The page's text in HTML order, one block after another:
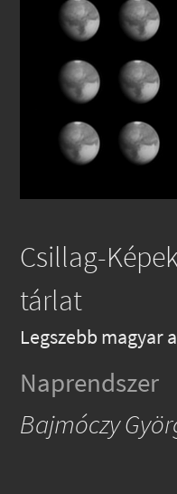
Csillag-
tárlat
Legszebb magyar
Naprendszer
Bajmóczy